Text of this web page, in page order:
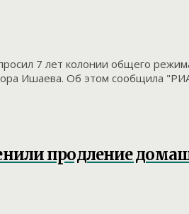
7 лет колонии общего
Ишаева. Об этом сообщила
продление